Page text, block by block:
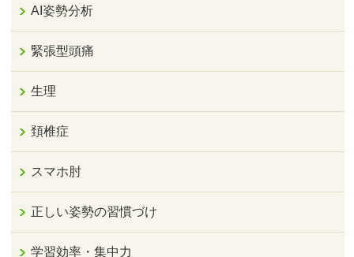
AI姿勢分析
緊張型頭痛
生理
頚椎症
スマホ肘
正しい姿勢の習慣づけ
学習効率・集中力